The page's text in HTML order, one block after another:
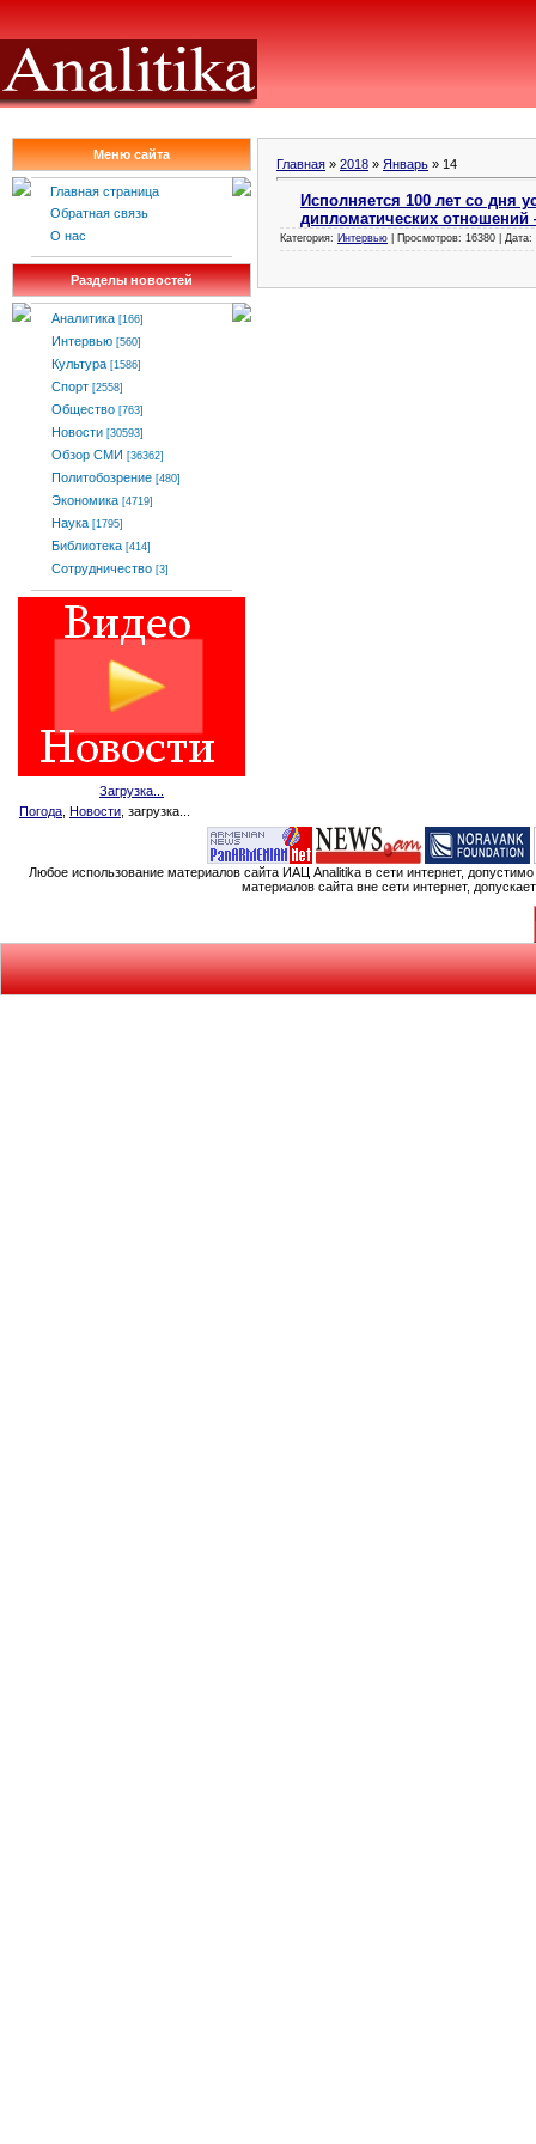
Меню сайта
Главная страница
Обратная связь
О нас
Разделы новостей
Аналитика [166]
Интервью [560]
Культура [1586]
Спорт [2558]
Общество [763]
Новости [30593]
Обзор СМИ [36362]
Политобозрение [480]
Экономика [4719]
Наука [1795]
Библиотека [414]
Сотрудничество [3]
Загрузка...
Погода Новости , загрузка...
Главная » 2018 » Январь » 14
Исполняется 100 лет со дня
дипломатических отношений
Категория: Интервью | Просмотров: 16380 | Дата:
Любое использование материалов сайта ИАЦ Analitika в сети интернет,
материалов сайта вне сети интернет,